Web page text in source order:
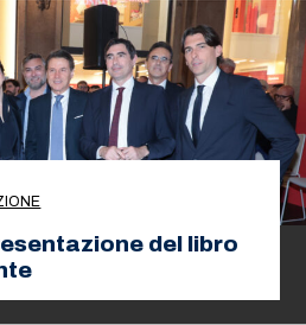
del libro